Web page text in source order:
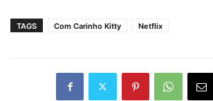
TAGS Com Carinho Kitty Netflix